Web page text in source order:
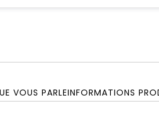
VOUS PARLEINFORMATIONS